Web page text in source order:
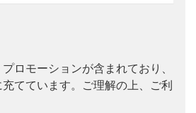
ロモーションが含まれており、
てています。ご理解の上、ご利